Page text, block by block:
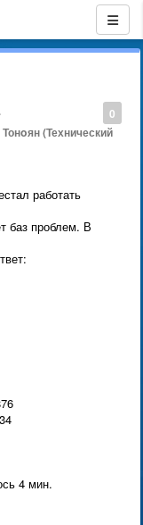
0
(Технический
работать
баз проблем. В
4 мин.